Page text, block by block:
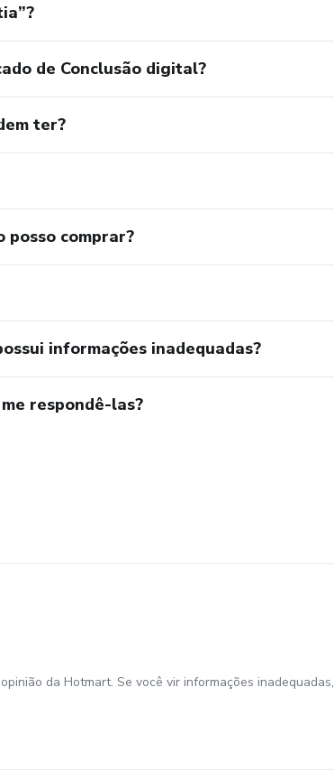
de Conclusão digital?
ter?
posso comprar?
informações inadequadas?
respondê-las?
da Hotmart. Se você vir informações inadequadas,